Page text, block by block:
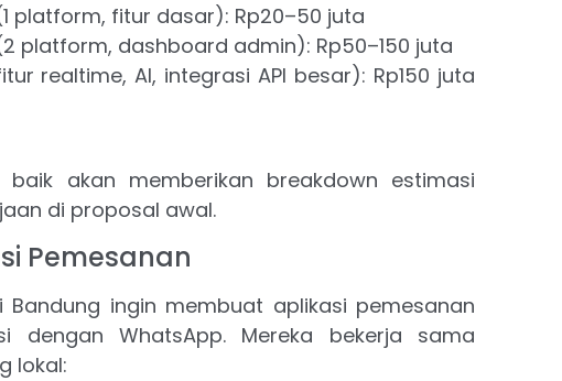
platform, fitur dasar): Rp20–50 juta
platform, dashboard admin): Rp50–150 juta
realtime, AI, integrasi API besar): Rp150 juta
baik akan memberikan breakdown estimasi
di proposal awal.
Pemesanan
Bandung ingin membuat aplikasi pemesanan
dengan WhatsApp. Mereka bekerja sama
lokal: